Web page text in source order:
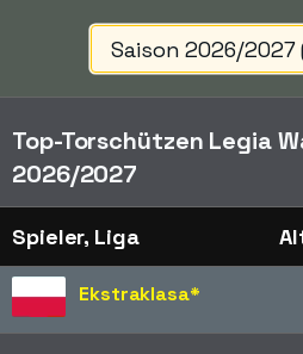
Top-Torschützen Legia
2026/2027
Spieler, Liga
Ekstraklasa*